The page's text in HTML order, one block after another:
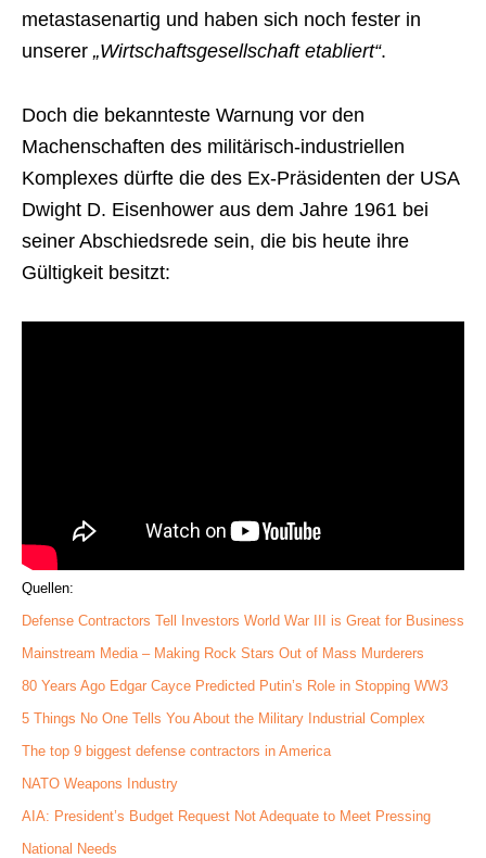
metastasenartig und haben sich noch fester in
unserer „Wirtschaftsgesellschaft etabliert“.
Doch die bekannteste Warnung vor den
Machenschaften des militärisch-industriellen
Komplexes dürfte die des Ex-Präsidenten der USA
Dwight D. Eisenhower aus dem Jahre 1961 bei
seiner Abschiedsrede sein, die bis heute ihre
Gültigkeit besitzt:
Quellen:
Defense Contractors Tell Investors World War III is Great for Business
Mainstream Media – Making Rock Stars Out of Mass Murderers
80 Years Ago Edgar Cayce Predicted Putin’s Role in Stopping WW3
5 Things No One Tells You About the Military Industrial Complex
The top 9 biggest defense contractors in America
NATO Weapons Industry
AIA: President’s Budget Request Not Adequate to Meet Pressing
National Needs